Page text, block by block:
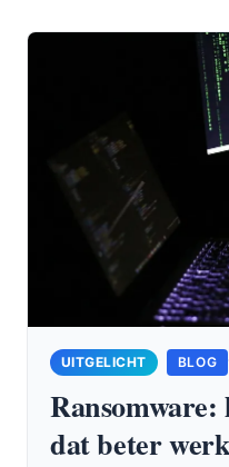
BLOG
Ransomware:
dat beter